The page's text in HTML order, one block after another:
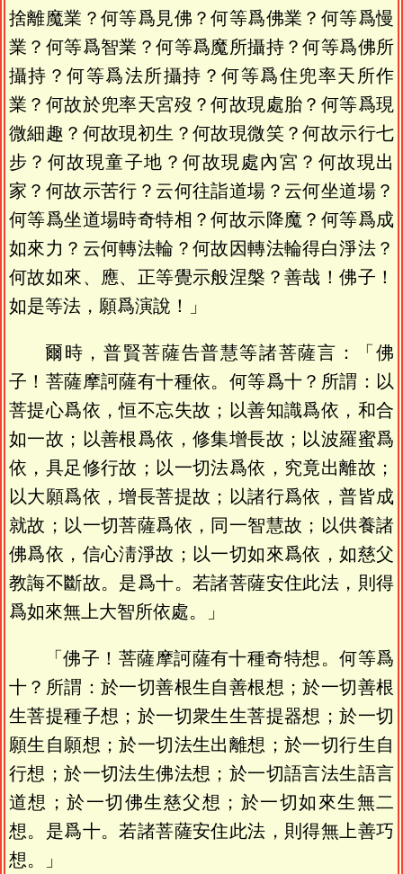
捨離魔業？何等爲見佛？何等爲佛業？何等爲慢
業？何等爲智業？何等爲魔所攝持？何等爲佛所
攝持？何等爲法所攝持？何等爲住兜率天所作
業？何故於兜率天宮歿？何故現處胎？何等爲現
微細趣？何故現初生？何故現微笑？何故示行七
步？何故現童子地？何故現處內宮？何故現出
家？何故示苦行？云何往詣道場？云何坐道場？
何等爲坐道場時奇特相？何故示降魔？何等爲成
如來力？云何轉法輪？何故因轉法輪得白淨法？
何故如來、應、正等覺示般涅槃？善哉！佛子！
如是等法，願爲演說！」
爾時，普賢菩薩告普慧等諸菩薩言：「佛
子！菩薩摩訶薩有十種依。何等爲十？所謂：以
菩提心爲依，恒不忘失故；以善知識爲依，和合
如一故；以善根爲依，修集增長故；以波羅蜜爲
依，具足修行故；以一切法爲依，究竟出離故；
以大願爲依，增長菩提故；以諸行爲依，普皆成
就故；以一切菩薩爲依，同一智慧故；以供養諸
佛爲依，信心淸淨故；以一切如來爲依，如慈父
教誨不斷故。是爲十。若諸菩薩安住此法，則得
爲如來無上大智所依處。」
「佛子！菩薩摩訶薩有十種奇特想。何等爲
十？所謂：於一切善根生自善根想；於一切善根
生菩提種子想；於一切衆生生菩提器想；於一切
願生自願想；於一切法生出離想；於一切行生自
行想；於一切法生佛法想；於一切語言法生語言
道想；於一切佛生慈父想；於一切如來生無二
想。是爲十。若諸菩薩安住此法，則得無上善巧
想。」